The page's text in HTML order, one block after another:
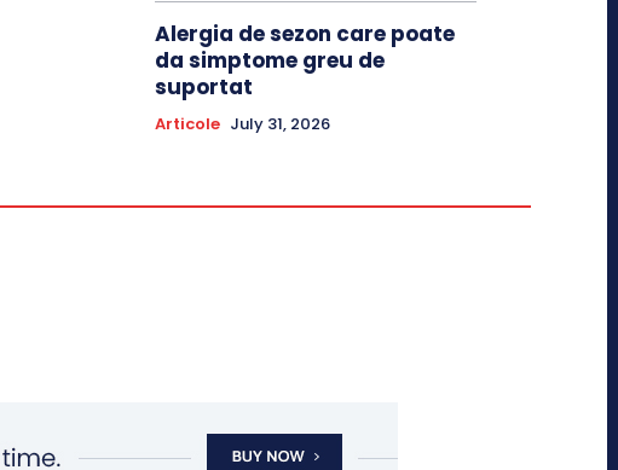
Alergia de sezon care poate
da simptome greu de
suportat
Articole July 31, 2026